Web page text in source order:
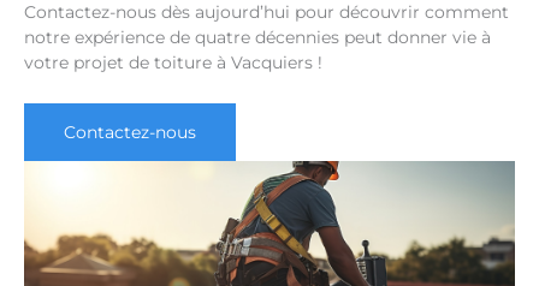
Contactez-nous dès aujourd’hui pour découvrir comment
notre expérience de quatre décennies peut donner vie à
votre projet de toiture à Vacquiers !
Contactez-nous